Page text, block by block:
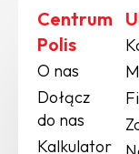
Centrum
Polis
O nas
Dołącz
do nas
Kalkulator